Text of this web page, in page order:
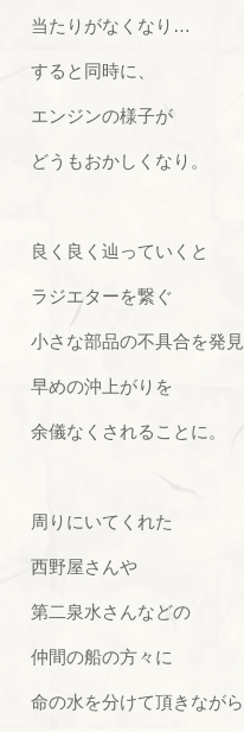
当たりがなくなり…
すると同時に、
エンジンの様子が
どうもおかしくなり。
良く良く辿っていくと
ラジエターを繋ぐ
小さな部品の不具合を発見
早めの沖上がりを
余儀なくされることに。
周りにいてくれた
西野屋さんや
第二泉水さんなどの
仲間の船の方々に
命の水を分けて頂きながら